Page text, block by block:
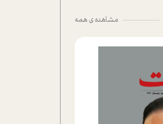
مشاهده ی همه